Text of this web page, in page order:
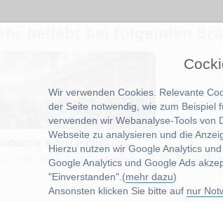
Wir verwenden Cookies. Relevante
der Seite notwendig, wie zum Beispiel
verwenden wir Webanalyse-Tools von
Webseite zu analysieren und die
Hierzu nutzen wir Google Analytics
Google Analytics und Google Ads
"Einverstanden".(mehr dazu)
Ansonsten klicken Sie bitte auf nur
Industrie & Instandhaltung
Top-Seller dieser Branche ansehen